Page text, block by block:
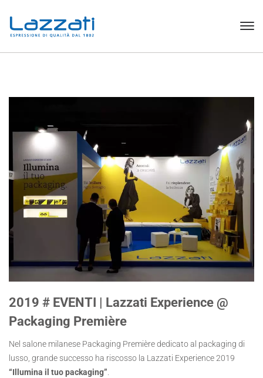
2019 # EVENTI | Lazzati Experience @
Packaging Première
Nel salone milanese Packaging Première dedicato al packaging di
lusso, grande successo ha riscosso la Lazzati Experience 2019
“Illumina il tuo packaging”